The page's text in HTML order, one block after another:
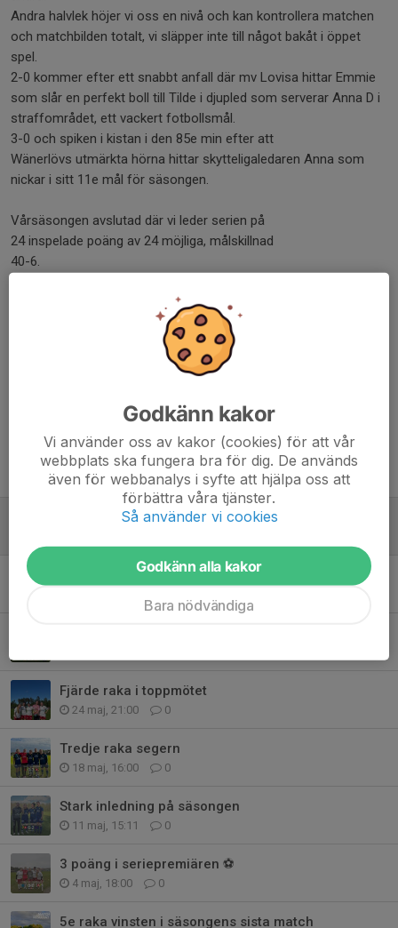
Andra halvlek höjer vi oss en nivå och kan kontrollera matchen
och matchbilden totalt, vi släpper inte till något bakåt i öppet
spel.
2-0 kommer efter ett snabbt anfall där mv Lovisa hittar Emmie
som slår en perfekt boll till Tilde i djupled som serverar Anna D i
straffområdet, ett vackert fotbollsmål.
3-0 och spiken i kistan i den 85e min efter att
Wänerlövs utmärkta hörna hittar skytteligaledaren Anna som
nickar i sitt 11e mål för säsongen.
Vårsäsongen avslutad där vi leder serien på
24 inspelade poäng av 24 möjliga, målskillnad
40-6.
En spännande höst väntar där vi har gett oss själva ett bra
utgångsläge inför den andra halvan.
Tidigare nyheter
3-0 vinst på Rudevi mot HAIF
Vinst i toppmötet mot Munkedals IF
Fjärde raka i toppmötet
24 maj, 21:00 0
Tredje raka segern
18 maj, 16:00 0
Stark inledning på säsongen
11 maj, 15:11 0
3 poäng i seriepremiären ⚽️
4 maj, 18:00 0
5e raka vinsten i säsongens sista match
Godkänn kakor
Vi använder oss av kakor (cookies) för att vår
webbplats ska fungera bra för dig. De används
även för webbanalys i syfte att hjälpa oss att
förbättra våra tjänster.
Så använder vi cookies
Godkänn alla kakor
Bara nödvändiga